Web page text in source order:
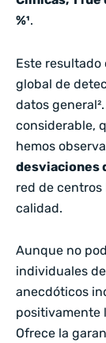
%¹.
Este resultado
global de
datos
considerable,
hemos
desviaciones
red de centros
calidad.
Aunque no
individuales
anecdóticos
positivamente
Ofrece la